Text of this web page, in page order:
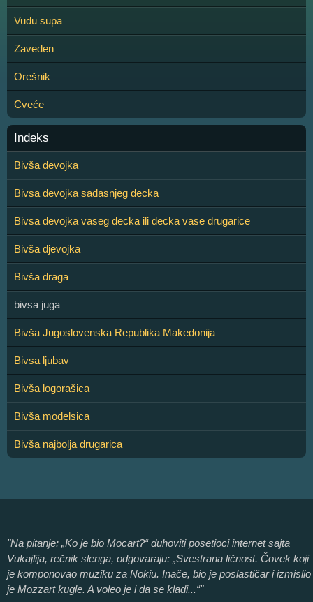
Vudu supa
Zaveden
Orešnik
Cveće
Indeks
Bivša devojka
Bivsa devojka sadasnjeg decka
Bivsa devojka vaseg decka ili decka vase drugarice
Bivša djevojka
Bivša draga
bivsa juga
Bivša Jugoslovenska Republika Makedonija
Bivsa ljubav
Bivša logorašica
Bivša modelsica
Bivša najbolja drugarica
"Na pitanje: „Ko je bio Mocart?“ duhoviti posetioci internet sajta
Vukajlija, rečnik slenga, odgovaraju: „Svestrana ličnost. Čovek koji
je komponovao muziku za Nokiu. Inače, bio je poslastičar i izmislio
je Mozzart kugle. A voleo je i da se kladi...“"